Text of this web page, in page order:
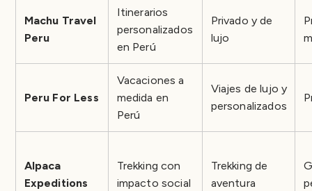
Machu Travel
Peru
Itinerarios
personalizados
en Perú
Privado y de
lujo
Peru For Less
Vacaciones a
medida en
Perú
Viajes de lujo y
personalizados
Alpaca
Expeditions
Trekking con
impacto social
Trekking de
aventura